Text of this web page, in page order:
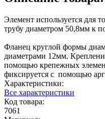
Элемент используется для
трубу диаметром 50,8мм к
Фланец круглой формы
диаметрами 12мм.
помощью крепежных
фиксируется с помощью
Характеристики:
Все характеристики
Код товара:
7061